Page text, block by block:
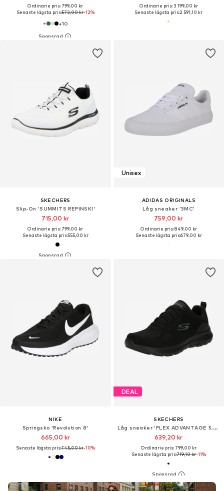
Ordinarie pris: 799,00 kr
Senaste lägsta pris:572,00 kr-12%
+10
Ordinarie pris: 3 199,00 kr
Senaste lägsta pris:2 591,10 kr
SKECHERS
Slip-On 'SUMMITS REPINSKI'
715,00 kr
Ordinarie pris: 799,00 kr
Senaste lägsta pris:555,00 kr
Unisex
ADIDAS ORIGINALS
Låg sneaker '3MC'
759,00 kr
Ordinarie pris: 849,00 kr
Senaste lägsta pris:679,00 kr
NIKE
Springsko 'Revolution 8'
665,00 kr
Senaste lägsta pris:745,00 kr-10%
DEAL
SKECHERS
Låg sneaker 'FLEX ADVANTAGE 5.0 - GANO'
639,20 kr
Ordinarie pris: 799,00 kr
Senaste lägsta pris:719,10 kr-11%